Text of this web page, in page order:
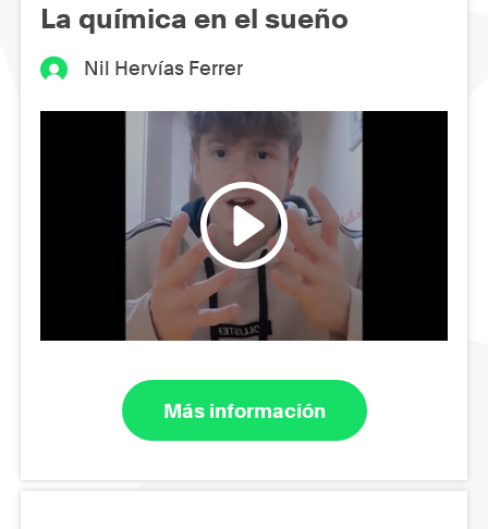
La química en el sueño
Nil Hervías Ferrer
Más información